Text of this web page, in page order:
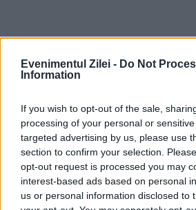
Evenimentul Zilei - Do Not
Information
If you wish to opt-out of the sale,
processing of your personal or
targeted advertising by us, please use
section to confirm your selection.
opt-out request is processed you may
interest-based ads based on personal
us or personal information disclosed to
Cele două manifestări
număr record de
“Din punct de vedere